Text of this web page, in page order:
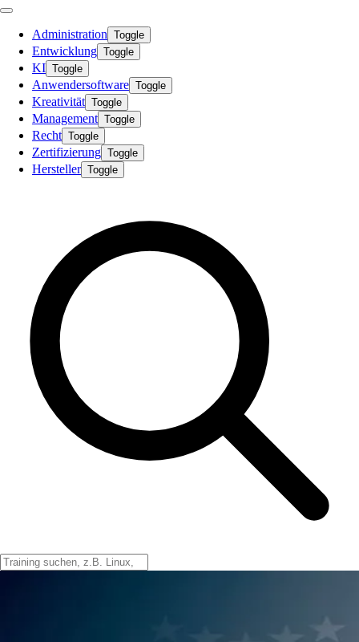
Administration Toggle
Entwicklung Toggle
KI Toggle
Anwendersoftware Toggle
Kreativität Toggle
Management Toggle
Recht Toggle
Zertifizierung Toggle
Hersteller Toggle